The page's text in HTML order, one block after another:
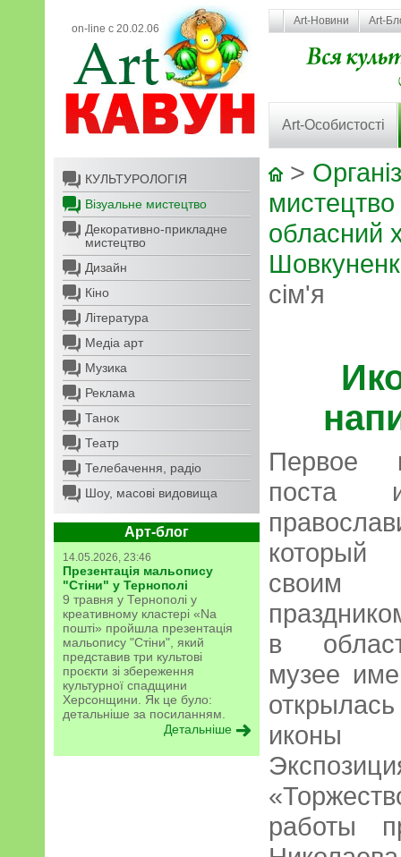
on-line с 20.02.06
Art-Новини Art-
Art-Особистості
КУЛЬТУРОЛОГІЯ
Візуальне мистецтво
Декоративно-прикладне
мистецтво
Дизайн
Кіно
Література
Медіа арт
Музика
Реклама
Танок
Театр
Телебачення, радіо
Шоу, масові видовища
Арт-блог
14.05.2026, 23:46
Презентація мальопису
"Стіни" у Тернополі
9 травня у Тернополі у
креативному кластері «Na
пошті» пройшла презентація
мальопису "Стіни", який
представив три культові
проєкти зі збереження
культурної спадщини
Херсонщини. Як це було:
детальніше за посиланням.
Детальніше
>
мистецтво
обласний
сім'я
Первое
поста
который
своим
в
музее
иконы
работы